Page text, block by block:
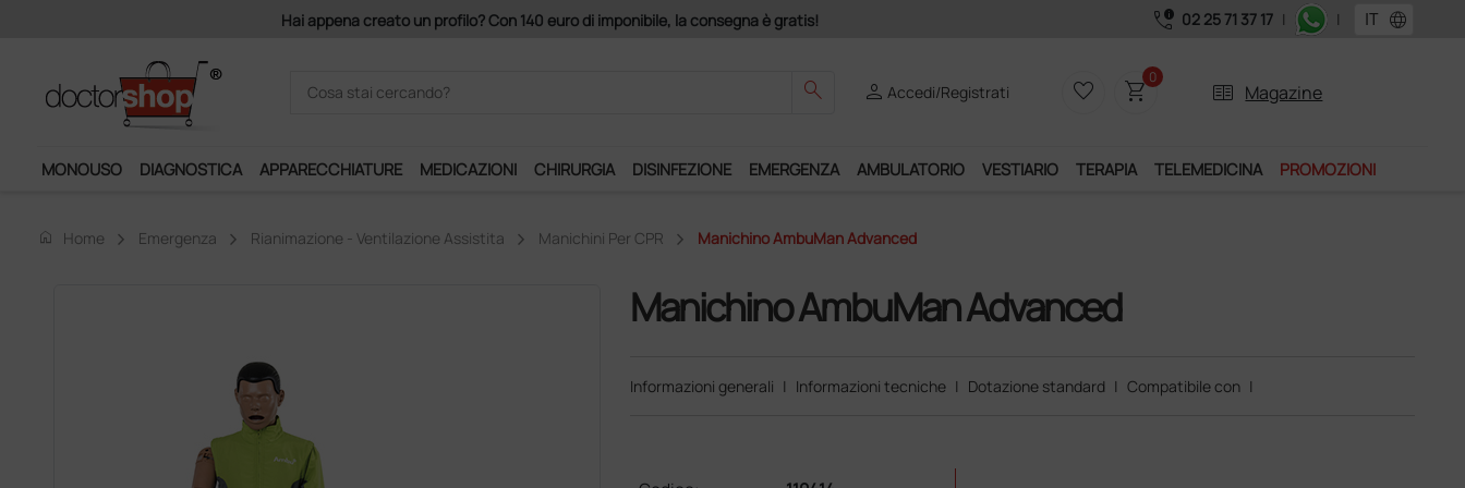
Acquistando il servizio "Ds Club", un anno di spedizioni a 39,90 euro + IVA! call_quality 02 25 71 37 17 | | language
search personAccedi/Registrati favorite_border shopping_cart0
two_pager Magazine
MONOUSO DIAGNOSTICA APPARECCHIATURE MEDICAZIONI CHIRURGIA DISINFEZIONE EMERGENZA AMBULATORIO VESTIARIO TERAPIA TELEMEDICINA PROMOZIONI
home Home Emergenza Rianimazione - Ventilazione Assistita Manichini Per CPR Manichino AmbuMan Advanced
Manichino AmbuMan Advanced
Informazioni generali | Informazioni tecniche | Dotazione standard | Compatibile con |